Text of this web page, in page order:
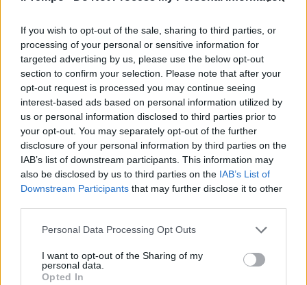
If you wish to opt-out of the sale, sharing to third parties, or
processing of your personal or sensitive information for
targeted advertising by us, please use the below opt-out
section to confirm your selection. Please note that after your
opt-out request is processed you may continue seeing
interest-based ads based on personal information utilized by
us or personal information disclosed to third parties prior to
your opt-out. You may separately opt-out of the further
disclosure of your personal information by third parties on the
IAB’s list of downstream participants. This information may
also be disclosed by us to third parties on the IAB’s List of
Downstream Participants that may further disclose it to other
Personal Data Processing Opt Outs
I want to opt-out of the Sharing of my
personal data.
Opted In
20/05/2018
OMICIDIO NELLA NOTTE
Mentana, ucciso a pugni per un
debito. Arrestato un 30enne
della zona
30/03/2018
DOPO L'ANNIVERSARIO DI VIA FANI
Caso Balzerani, la Procura apre
PRIMA VITTIMA A TORINO